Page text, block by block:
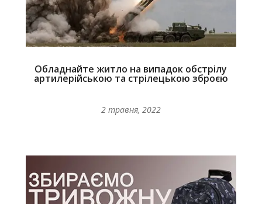
Обладнайте житло на випадок обстрілу
артилерійською та стрілецькою зброєю
2 травня, 2022